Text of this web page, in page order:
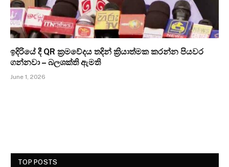
ඉදිරියේ දී QR ක්‍රමවේදය තදින් ක්‍රියාත්මක කරන්න පියවර
ගන්නවා – බලශක්ති ඇමති
June 1, 2026
TOP POSTS